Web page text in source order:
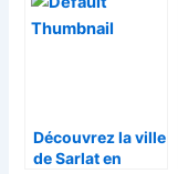
Découvrez la ville
de Sarlat en